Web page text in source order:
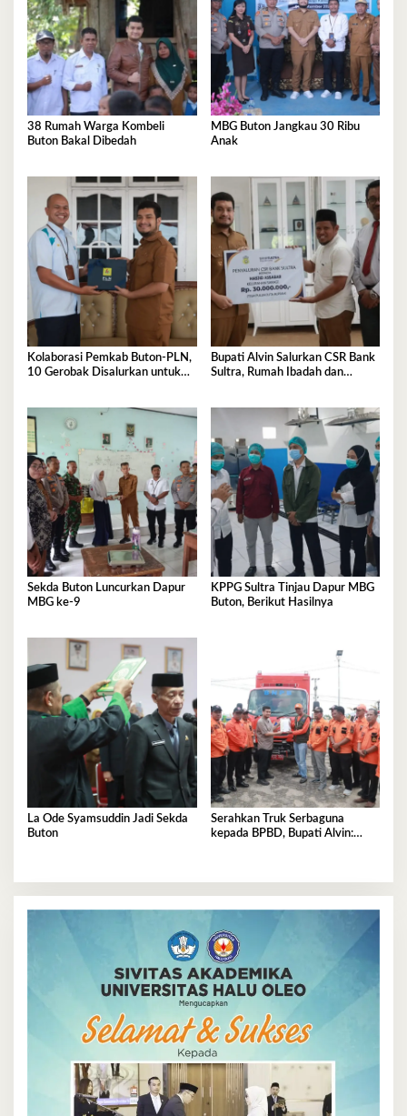
38 Rumah Warga Kombeli
Buton Bakal Dibedah
MBG Buton Jangkau 30 Ribu
Anak
Kolaborasi Pemkab Buton-PLN,
10 Gerobak Disalurkan untuk
Bupati Alvin Salurkan CSR Bank
Sultra, Rumah Ibadah dan
Sekda Buton Luncurkan Dapur
MBG ke-9
KPPG Sultra Tinjau Dapur MBG
Buton, Berikut Hasilnya
La Ode Syamsuddin Jadi Sekda
Buton
Serahkan Truk Serbaguna
kepada BPBD, Bupati Alvin: